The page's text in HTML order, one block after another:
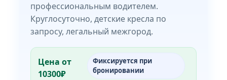
профессиональным водителем.
Круглосуточно, детские кресла по
запросу, легальный межгород.
Цена от
10300₽
Фиксируется при
бронировании